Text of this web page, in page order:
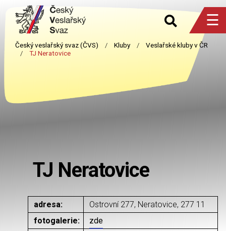
☰
TJ Neratovice
adresa:
Ostrovní 277, Neratovice, 277 11
fotogalerie:
zde